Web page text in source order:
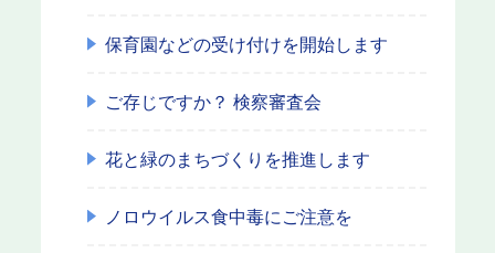
保育園などの受け付けを開始します
ご存じですか？ 検察審査会
花と緑のまちづくりを推進します
ノロウイルス食中毒にご注意を